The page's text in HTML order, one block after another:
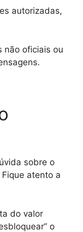
autorizadas,
não oficiais ou
sobre o
atento a
do valor
o